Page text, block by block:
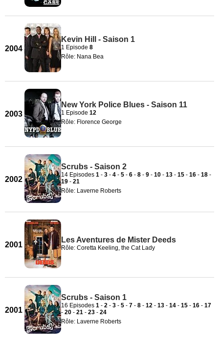
2004
Kevin Hill - Saison 1
1 Episode 8
Rôle: Nana Bea
2003
New York Police Blues - Saison 11
1 Episode 12
Rôle: Florence George
2002
Scrubs - Saison 2
14 Episodes 1 - 3 - 4 - 5 - 6 - 8 - 9 - 10 - 13 - 15 - 16 - 18 -
19 - 21
Rôle: Laverne Roberts
2001
Les Aventures de Mister Deeds
Rôle: Coretta Keeling, the Cat Lady
2001
Scrubs - Saison 1
16 Episodes 1 - 2 - 3 - 5 - 7 - 8 - 12 - 13 - 14 - 15 - 16 - 17
- 20 - 21 - 23 - 24
Rôle: Laverne Roberts